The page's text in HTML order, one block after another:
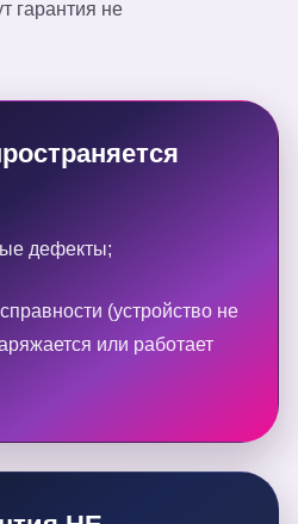
гарантия не
дефекты;
(устройство не
или работает